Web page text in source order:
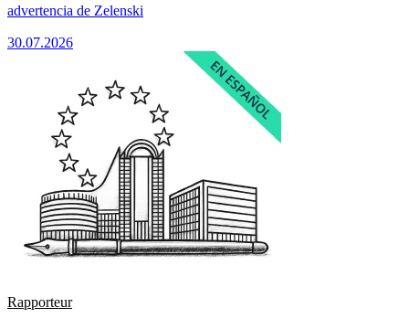
advertencia de Zelenski
30.07.2026
Rapporteur